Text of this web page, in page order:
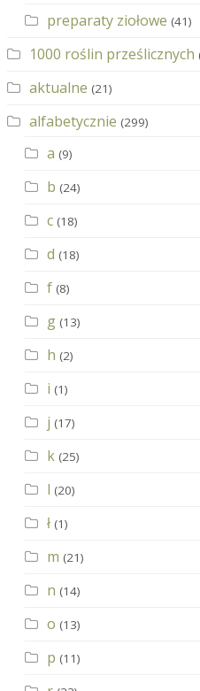
preparaty ziołowe (41)
1000 roślin prześlicznych
aktualne (21)
alfabetycznie (299)
a (9)
b (24)
c (18)
d (18)
f (8)
g (13)
h (2)
i (1)
j (17)
k (25)
l (20)
ł (1)
m (21)
n (14)
o (13)
p (11)